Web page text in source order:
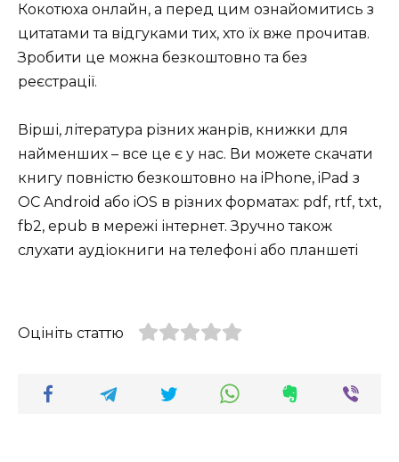
Кокотюха онлайн, а перед цим ознайомитись з
цитатами та відгуками тих, хто їх вже прочитав.
Зробити це можна безкоштовно та без
реєстрації.
Вірші, література різних жанрів, книжки для
найменших – все це є у нас. Ви можете скачати
книгу повністю безкоштовно на iPhone, iPad з
ОС Android або iOS в різних форматах: pdf, rtf, txt,
fb2, epub в мережі інтернет. Зручно також
слухати аудіокниги на телефоні або планшеті
Оцініть статтю